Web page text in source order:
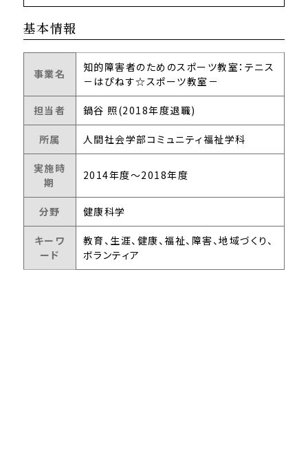
基本情報
事業名
知的障害者のためのスポーツ教室：テニス
－はぴねす☆スポーツ教室－
担当者 鍋谷 照(2018年度退職)
所属 人間社会学部コミュニティ福祉学科
実施時
期
2014年度～2018年度
分野 健康科学
キーワ
ード
教育、生涯、健康、福祉、障害、地域づくり、
ボランティア